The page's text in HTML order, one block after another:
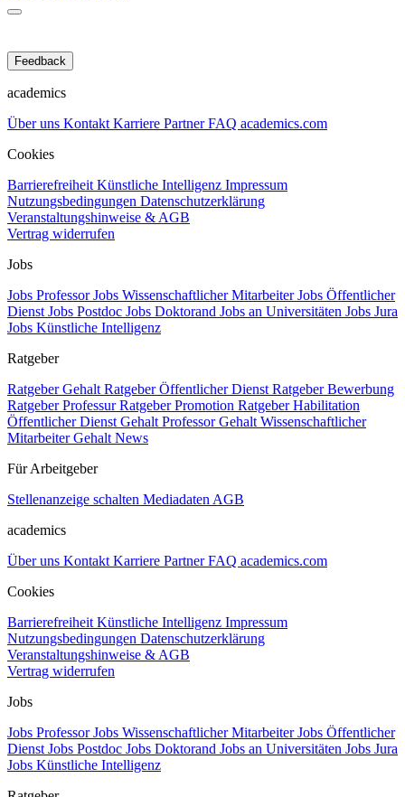
Feedback
academics
Über uns Kontakt Karriere PartnerFAQ academics.com
Cookies
Barrierefreiheit Künstliche Intelligenz Impressum
Nutzungsbedingungen Datenschutzerklärung
Veranstaltungshinweise & AGB
Vertrag widerrufen
Jobs
Jobs ProfessorJobs Wissenschaftlicher MitarbeiterJobs Öffentlicher
Dienst Jobs Postdoc Jobs Doktorand Jobs an Universitäten Jobs Jura
Jobs Künstliche Intelligenz
Ratgeber
Ratgeber Gehalt Ratgeber Öffentlicher Dienst Ratgeber Bewerbung
Ratgeber ProfessurRatgeber Promotion Ratgeber Habilitation
Öffentlicher Dienst Gehalt Professor Gehalt Wissenschaftlicher
Mitarbeiter Gehalt News
Für Arbeitgeber
Stellenanzeige schalten Mediadaten AGB
academics
Über uns Kontakt Karriere PartnerFAQ academics.com
Cookies
Barrierefreiheit Künstliche Intelligenz Impressum
Nutzungsbedingungen Datenschutzerklärung
Veranstaltungshinweise & AGB
Vertrag widerrufen
Jobs
Jobs ProfessorJobs Wissenschaftlicher MitarbeiterJobs Öffentlicher
Dienst Jobs Postdoc Jobs Doktorand Jobs an Universitäten Jobs Jura
Jobs Künstliche Intelligenz